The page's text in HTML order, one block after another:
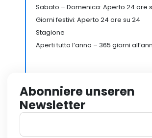
Sabato – Domenica: Aperto 24 ore
Giorni festivi: Aperto 24 ore su 24
Stagione
Aperti tutto l’anno – 365 giorni
Abonniere unseren
Newsletter